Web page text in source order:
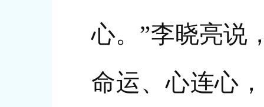
心。”李晓亮说
命运、心连心